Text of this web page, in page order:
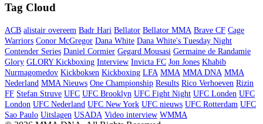
Tag Cloud
ACB alistair overeem Badr Hari Bellator Bellator MMA Brave CF Cage
Warriors Conor McGregor Dana White Dana White's Tuesday Night
Contender Series Daniel Cormier Gegard Mousasi Germaine de Randamie
Glory GLORY Kickboxing Interview Invicta FC Jon Jones Khabib
Nurmagomedov Kickboksen Kickboxing LFA MMA MMA DNA MMA
Nederland MMA Nieuws One Championship Results Rico Verhoeven Rizin
FF Stefan Struve UFC UFC Brooklyn UFC Fight Night UFC Londen UFC
London UFC Nederland UFC New York UFC nieuws UFC Rotterdam UFC
Sao Paulo Uitslagen USADA Video interview WMMA